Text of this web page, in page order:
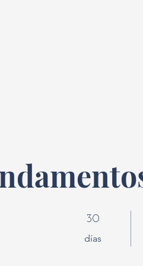
30
días
30 días